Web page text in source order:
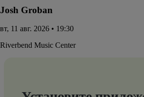
Josh Groban
вт, 11 авг. 2026 • 19:30
Riverbend Music Center